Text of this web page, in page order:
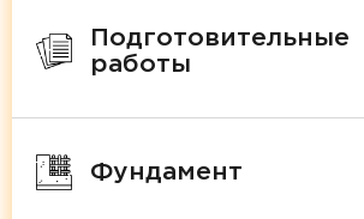
Подготовительные
работы
Фундамент